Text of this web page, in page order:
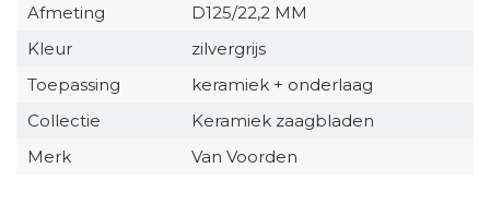
Afmeting
D125/22,2 MM
Kleur
zilvergrijs
Toepassing
keramiek + onderlaag
Collectie
Keramiek zaagbladen
Merk
Van Voorden